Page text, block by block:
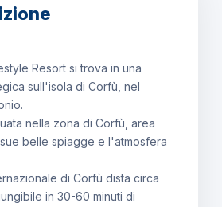
Resort si trova in una
sull'isola di Corfù, nel
nella zona di Corfù, area
belle spiagge e l'atmosfera
di Corfù dista circa
in 30-60 minuti di